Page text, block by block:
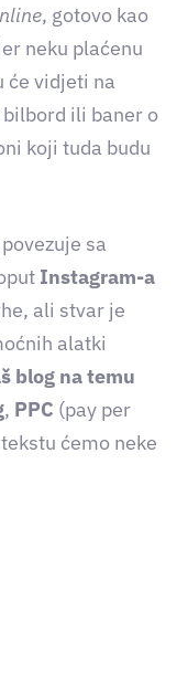
, gotovo kao
neku plaćenu
će vidjeti na
ili baner o
koji tuda budu
sa
Instagram-a
ali stvar je
alatki
blog na temu
, PPC (pay per
ćemo neke